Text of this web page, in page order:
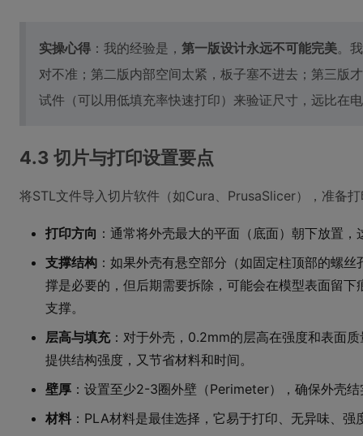
实操心得 ：我的经验是， 第一版设计永远不可能完美。
对不准；第二版内部空间太紧，板子塞不进去；第三版
试件（可以用低填充率快速打印）来验证尺寸，远比在
4.3 切片与打印设置要点
将STL文件导入切片软件（如Cura、PrusaSlicer），准备
打印方向 ：通常将外壳最大的平面（底面）朝下放置
支撑结构 ：如果外壳有悬空部分（如固定柱顶部的螺
撑是必要的，但后期需要拆除，可能会在模型表面留
支撑。
层高与填充：对于外壳，0.2mm的层高在强度和表面
提供结构强度，又节省材料和时间。
壁厚 ：设置至少2-3圈外壁（Perimeter），确保外壳
材料 ：PLA材料是最佳选择，它易于打印、无异味、强